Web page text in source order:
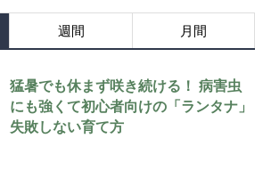
週間 月間
猛暑でも休まず咲き続ける！ 病害虫
にも強くて初心者向けの「ランタナ」
失敗しない育て方